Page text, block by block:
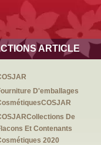
ARTICLE
D'emballages
De
Et Contenants
2020